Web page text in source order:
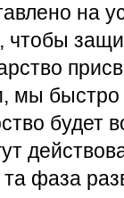
на
чтобы
мы
будет
фаза